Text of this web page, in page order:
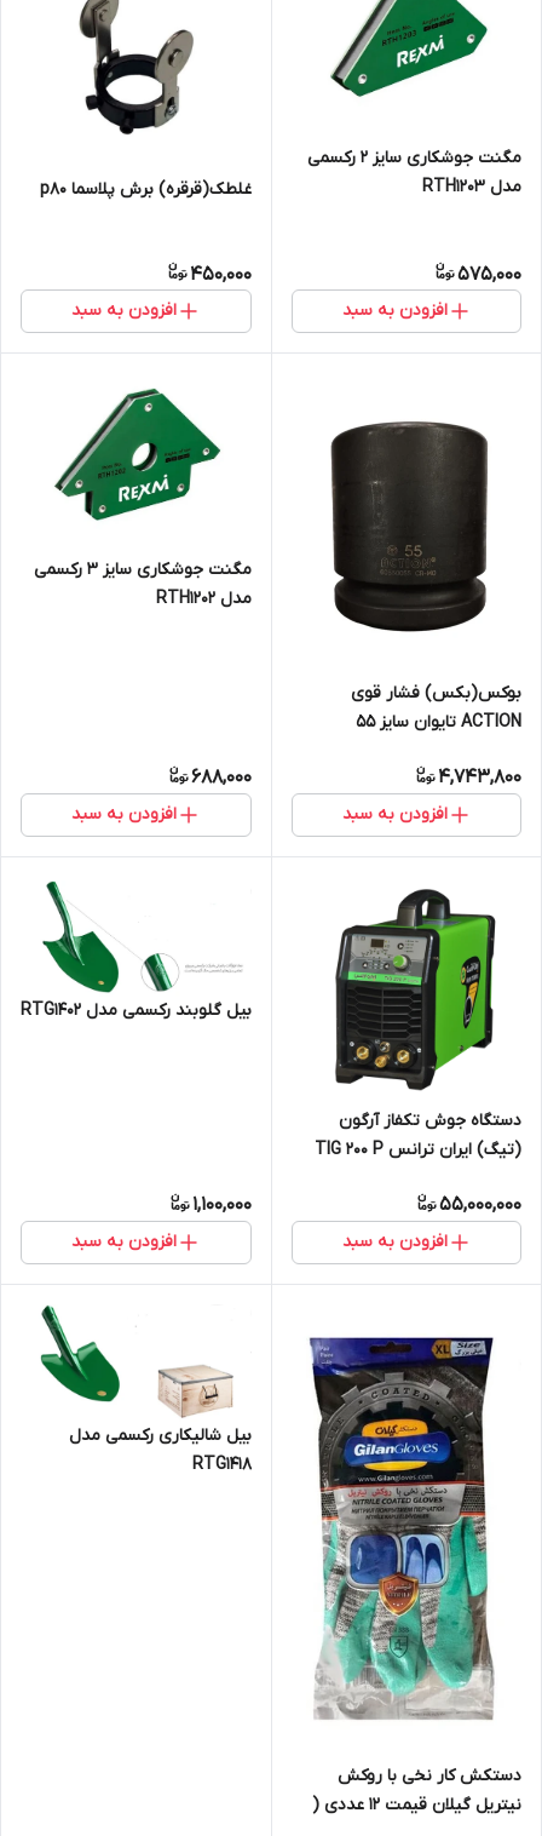
مگنت جوشکاری سایز 2 رکسمی
مدل RTH1203
575,000
افزودن به سبد
غلطک(قرقره) برش پلاسما p80
450,000
افزودن به سبد
بوکس(بکس) فشار قوی
ACTION تایوان سایز 55
4,743,800
افزودن به سبد
مگنت جوشکاری سایز 3 رکسمی
مدل RTH1202
688,000
افزودن به سبد
دستگاه جوش تکفاز آرگون
(تیگ) ایران ترانس TIG 200 P
55,000,000
افزودن به سبد
بیل گلوبند رکسمی مدل RTG1402
1,100,000
افزودن به سبد
دستکش کار نخی با روکش
نیتریل گیلان قیمت 12 عددی (
بیل شالیکاری رکسمی مدل
RTG1418